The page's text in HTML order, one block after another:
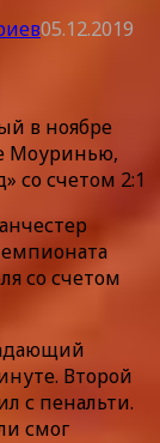
05.12.2019
в ноябре
Моуринью,
со счетом 2:1
со счетом
Второй
с пенальти.
смог